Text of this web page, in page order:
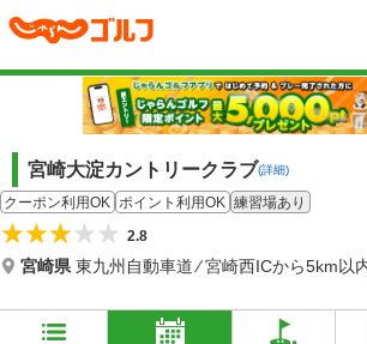
宮崎大淀カントリークラブ(詳細)
クーポン利用OK ポイント利用OK 練習場あり
2.8
宮崎県東九州自動車道 ⁄ 宮崎西ICから5km以